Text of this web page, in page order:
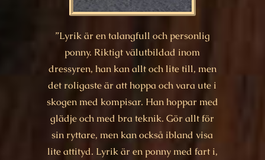
”Lyrik är en talangfull och personlig
ponny. Riktigt välutbildad inom
dressyren, han kan allt och lite till, men
det roligaste är att hoppa och vara ute i
skogen med kompisar. Han hoppar med
glädje och med bra teknik. Gör allt för
sin ryttare, men kan också ibland visa
lite attityd. Lyrik är en ponny med fart i,